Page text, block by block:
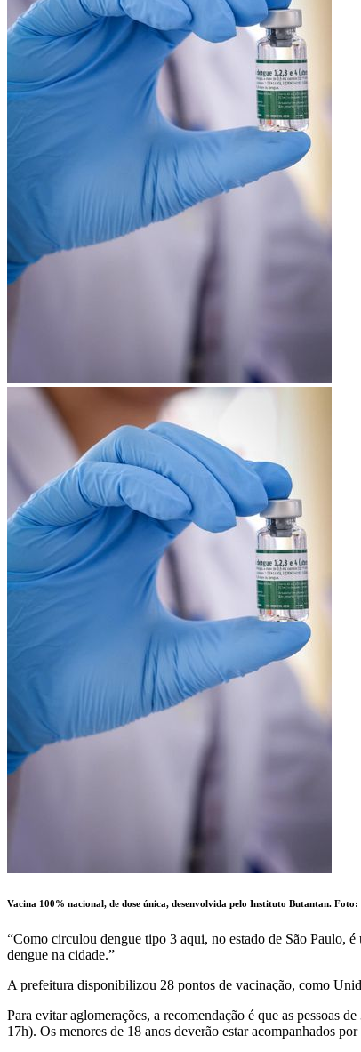
Vacina 100% nacional, de dose única, desenvolvida pelo Instituto Butantan. Foto:
“Como circulou dengue tipo 3 aqui, no estado de São Paulo,
dengue na cidade.”
A prefeitura disponibilizou 28 pontos de vacinação, como
Para evitar aglomerações, a recomendação é que as pessoas
17h). Os menores de 18 anos deverão estar acompanhados